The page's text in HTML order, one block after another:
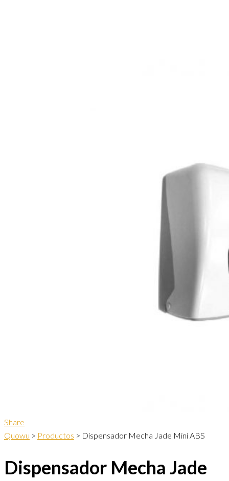
Share
Quowu > Productos > Dispensador Mecha Jade Mini ABS
Dispensador Mecha Jade